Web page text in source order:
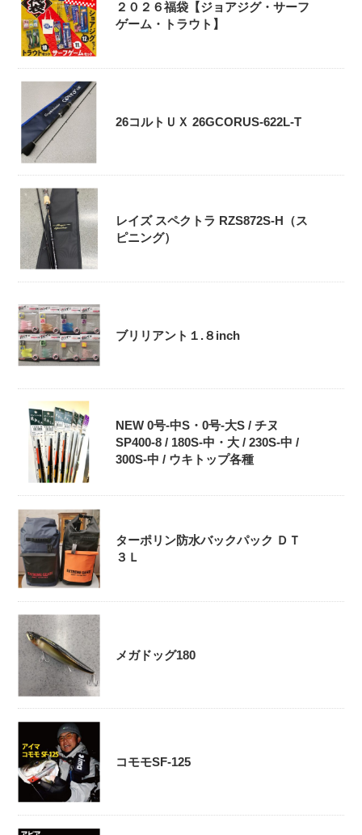
２０２６福袋【ジョアジグ・サーフ
ゲーム・トラウト】
26コルトＵＸ 26GCORUS-622L-T
レイズ スペクトラ RZS872S-H（ス
ピニング）
ブリリアント１.８inch
NEW 0号-中S・0号‐大S / チヌ
SP400-8 / 180S-中・大 / 230S-中 /
300S-中 / ウキトップ各種
ターポリン防水バックパック ＤＴ
３Ｌ
メガドッグ180
コモモSF-125